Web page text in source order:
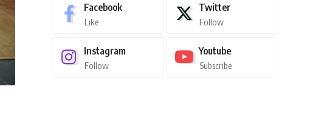
Facebook
Like
Twitter
Follow
Instagram
Follow
Youtube
Subscribe